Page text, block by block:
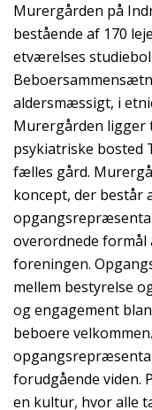
Murergården på
bestående af 170
etværelses
aldersmæssigt, i
Murergården ligger
psykiatriske bosted
fælles gård.
koncept, der består
overordnede
foreningen.
mellem bestyrelse
og engagement
beboere
forudgående viden.
en kultur, hvor alle